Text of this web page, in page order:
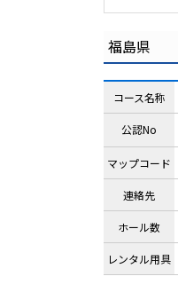
福島県
コース名称
公認No
マップコード
連絡先
ホール数
レンタル用具